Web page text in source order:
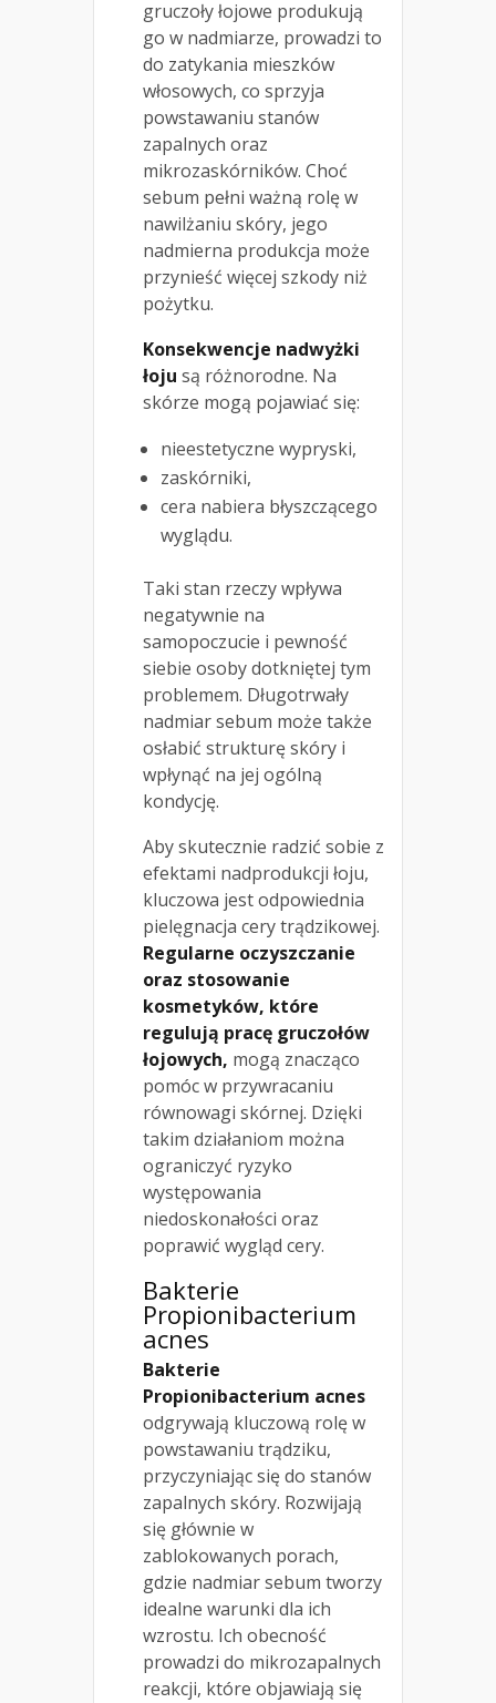
gruczoły łojowe produkują
go w nadmiarze, prowadzi to
do zatykania mieszków
włosowych, co sprzyja
powstawaniu stanów
zapalnych oraz
mikrozaskórników. Choć
sebum pełni ważną rolę w
nawilżaniu skóry, jego
nadmierna produkcja może
przynieść więcej szkody niż
pożytku.
Konsekwencje nadwyżki
łoju są różnorodne. Na
skórze mogą pojawiać się:
nieestetyczne wypryski,
zaskórniki,
cera nabiera błyszczącego
wyglądu.
Taki stan rzeczy wpływa
negatywnie na
samopoczucie i pewność
siebie osoby dotkniętej tym
problemem. Długotrwały
nadmiar sebum może także
osłabić strukturę skóry i
wpłynąć na jej ogólną
kondycję.
Aby skutecznie radzić sobie z
efektami nadprodukcji łoju,
kluczowa jest odpowiednia
pielęgnacja cery trądzikowej.
Regularne oczyszczanie
oraz stosowanie
kosmetyków, które
regulują pracę gruczołów
łojowych, mogą znacząco
pomóc w przywracaniu
równowagi skórnej. Dzięki
takim działaniom można
ograniczyć ryzyko
występowania
niedoskonałości oraz
poprawić wygląd cery.
Bakterie
Propionibacterium
acnes
Bakterie
Propionibacterium acnes
odgrywają kluczową rolę w
powstawaniu trądziku,
przyczyniając się do stanów
zapalnych skóry. Rozwijają
się głównie w
zablokowanych porach,
gdzie nadmiar sebum tworzy
idealne warunki dla ich
wzrostu. Ich obecność
prowadzi do mikrozapalnych
reakcji, które objawiają się